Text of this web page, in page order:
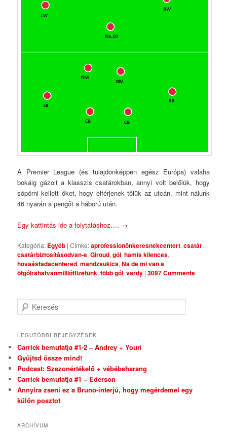
A Premier League (és tulajdonképpen egész Európa) valaha
bokáig gázolt a klasszis csatárokban, annyi volt belőlük, hogy
söpörni kellett őket, hogy elférjenek tőlük az utcán, mint nálunk
46 nyarán a pengőt a háború után.
Egy kattintás ide a folytatáshoz…. →
Kategória: Egyéb |Címke:aprofessionönkeresnekcentert,csatár,
csatárbiztosításodvan-e,Giroud,gól,hamis kilences,
hovaástadacentered,mandzsukics,Na de mi van a,
ötgólrahatvanmilliótfizetünk,több gól,vardy |3097 Comments
Keresés
LEGUTÓBBI BEJEGYZÉSEK
Carrick bemutatja #1-2 – Andrey + Youri
Gyűjtsd össze mind!
Podcast: Szezonértékelő + vébébeharang
Carrick bemutatja #1 – Ederson
Annyira zseni ez a Bruno-interjú, hogy megérdemel egy
külön posztot
ARCHÍVUM